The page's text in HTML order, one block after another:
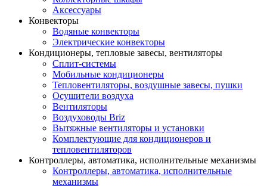
Аксессуары
Конвекторы
Водяные конвекторы
Электрические конвекторы
Кондиционеры, тепловые завесы, вентиляторы
Сплит-системы
Мобильные кондиционеры
Тепловентиляторы, воздушные завесы, пушки
Осушители воздуха
Вентиляторы
Воздуховоды Briz
Вытяжные вентиляторы и установки
Комплектующие для кондиционеров и
тепловентиляторов
Контроллеры, автоматика, исполнительные механизмы
Контроллеры, автоматика, исполнительные
механизмы